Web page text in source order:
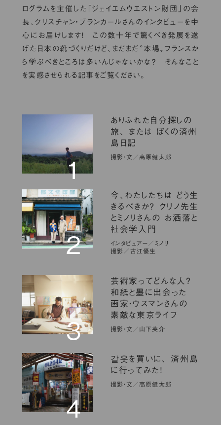
ログラムを主催した「ジェイエムウエストン財団」の会
長、クリスチャン・ブランカールさんのインタビューを中
心にお届けします！ この数十年で驚くべき発展を遂
げた日本の靴づくりだけど、まだまだ〝本場〟フランスか
ら学ぶべきところは多いんじゃないかな？ そんなこと
を実感させられる記事をご覧ください。
1
ありふれた自分探しの
旅、 または ぼくの済州
島日記
撮影・文／高原健太郎
2
今、わたしたちは どう生
きるべきか？ クリノ先生
とミノリさんの お洒落と
社会学入門
インタビュアー／ミノリ
撮影／古江優生
3
芸術家ってどんな人？
和紙と墨に出会った
画家・ウスマンさんの
素敵な東京ライフ
撮影・文／山下英介
４
갈옷を買いに、 済州島
に行ってみた！
撮影・文／高原健太郎